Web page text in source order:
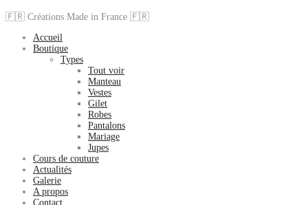
🇫🇷 Créations Made in France 🇫🇷
Accueil
Boutique
Types
Tout voir
Manteau
Vestes
Gilet
Robes
Pantalons
Mariage
Jupes
Cours de couture
Actualités
Galerie
A propos
Contact